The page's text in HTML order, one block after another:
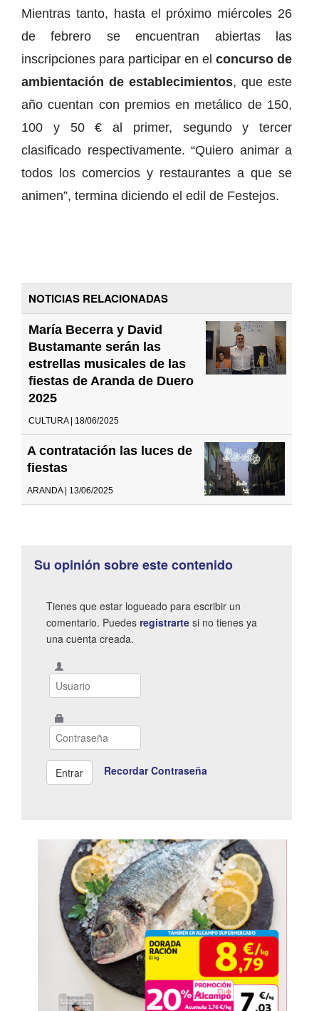
Mientras tanto, hasta el próximo miércoles 26
de febrero se encuentran abiertas las
inscripciones para participar en el concurso de
ambientación de establecimientos, que este
año cuentan con premios en metálico de 150,
100 y 50 € al primer, segundo y tercer
clasificado respectivamente. “Quiero animar a
todos los comercios y restaurantes a que se
animen”, termina diciendo el edil de Festejos.
NOTICIAS RELACIONADAS
María Becerra y David
Bustamante serán las
estrellas musicales de las
fiestas de Aranda de Duero
2025
CULTURA | 18/06/2025
A contratación las luces de
fiestas
ARANDA | 13/06/2025
Su opinión sobre este contenido
Tienes que estar logueado para escribir un
comentario. Puedes registrarte si no tienes ya
una cuenta creada.
Recordar Contraseña